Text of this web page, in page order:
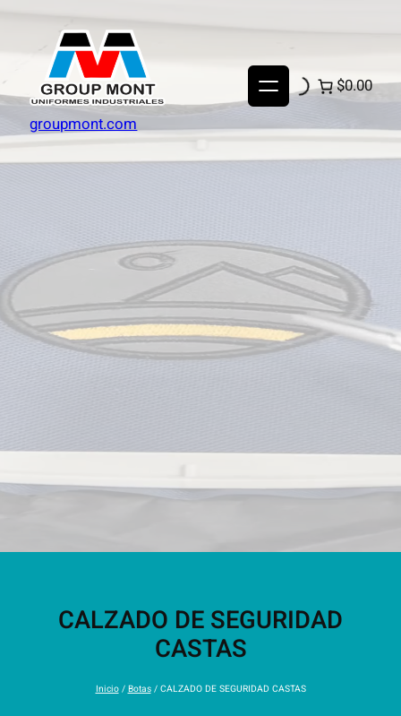
groupmont.com
$0.00
CALZADO DE SEGURIDAD
CASTAS
Inicio/ Botas/ CALZADO DE SEGURIDAD CASTAS